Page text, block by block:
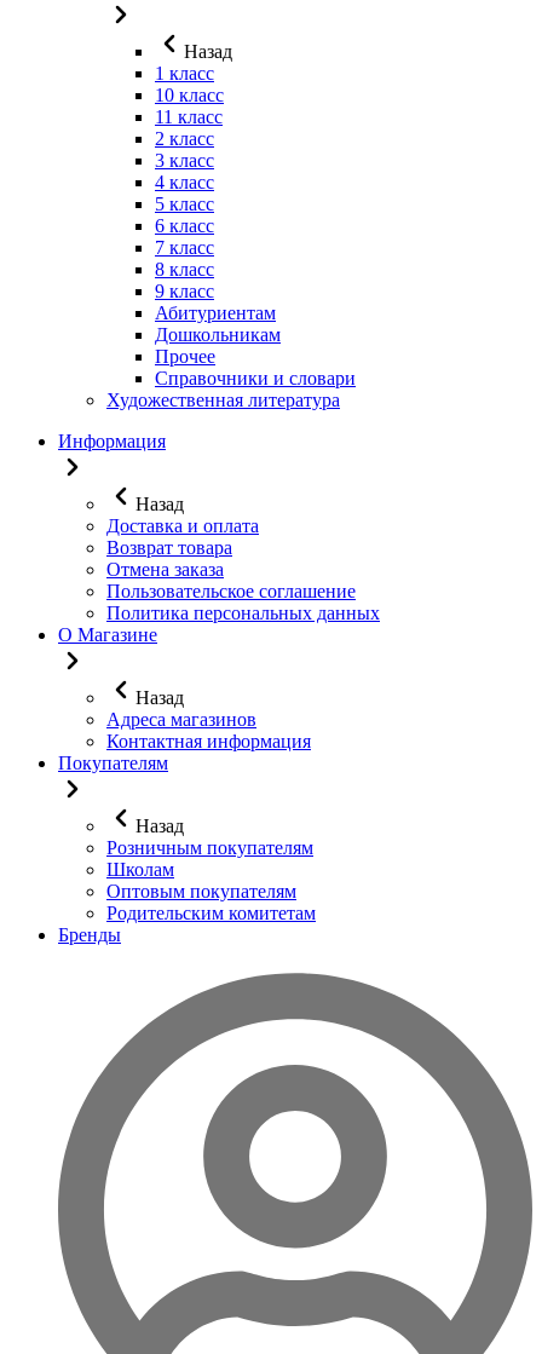
Назад
1 класс
10 класс
11 класс
2 класс
3 класс
4 класс
5 класс
6 класс
7 класс
8 класс
9 класс
Абитуриентам
Дошкольникам
Прочее
Справочники и словари
Художественная литература
Информация
Назад
Доставка и оплата
Возврат товара
Отмена заказа
Пользовательское соглашение
Политика персональных данных
О Магазине
Назад
Адреса магазинов
Контактная информация
Покупателям
Назад
Розничным покупателям
Школам
Оптовым покупателям
Родительским комитетам
Бренды